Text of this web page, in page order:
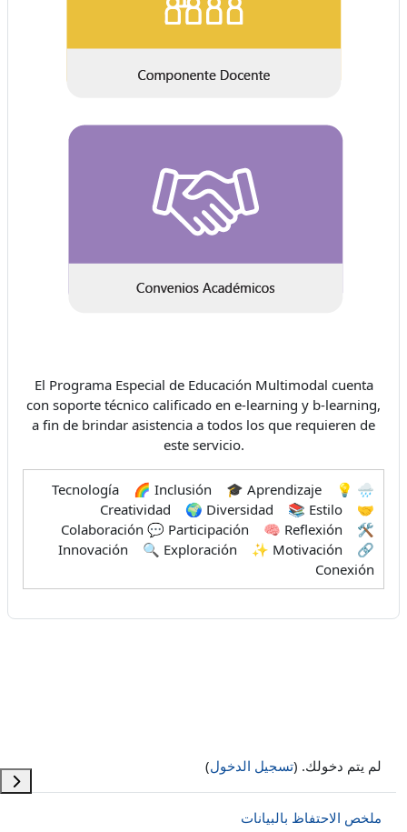
فتح
El Programa Especial de Educación Multimodal cuenta
con soporte técnico calificado en e-learning y b-learning,
a fin de brindar asistencia a todos los que requieren de
este servicio.
🌧️ Tecnología 🌈 Inclusión 🎓 Aprendizaje 💡
Creatividad 🌍 Diversidad 📚 Estilo 🤝
Colaboración 💬 Participación 🧠 Reflexión 🛠️
Innovación 🔍 Exploración ✨ Motivación 🔗
Conexión
لم يتم دخولك. (تسجيل الدخول)
ملخص الاحتفاظ بالبيانات